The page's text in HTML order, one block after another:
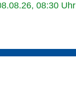
08:30 Uhr